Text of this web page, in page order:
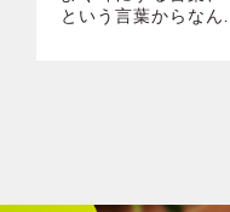
という言葉からなん